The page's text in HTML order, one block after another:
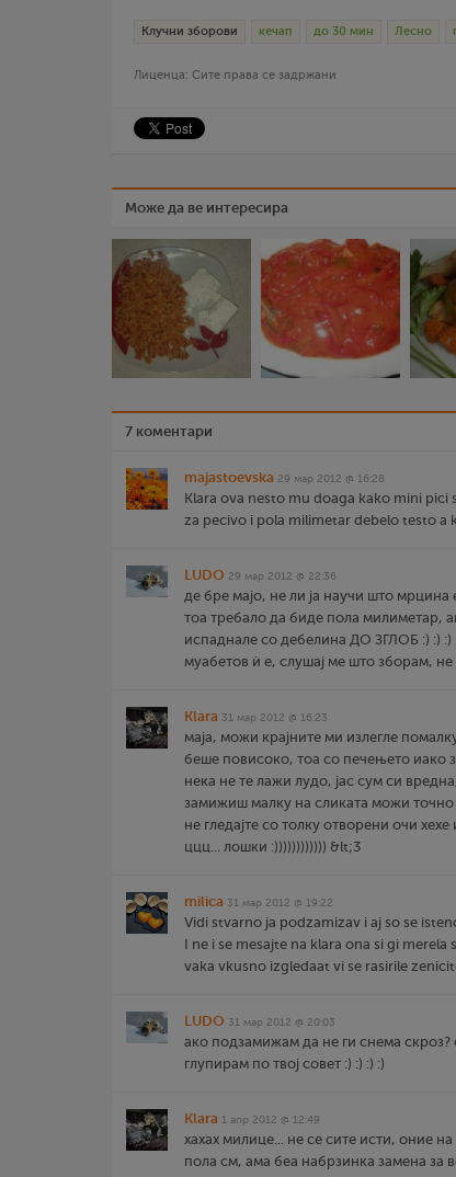
Клучни зборови кечап до 30 мин Лесно
Лиценца: Сите права се задржани
Може да ве интересира
7 коментари
majastoevska 29 мар 2012 @ 16:28
Klara ova nesto mu doaga kako mini pici
za pecivo i pola milimetar debelo testo a
LUDO 29 мар 2012 @ 22:36
де бре мајо, не ли ја научи што мрцина
тоа требало да биде пола милиметар,
испаднале со дебелина ДО ЗГЛОБ :) :) :)
муабетов ѝ е, слушај ме што зборам, не
Klara 31 мар 2012 @ 16:23
маја, можи крајните ми излегле
беше повисоко, тоа со печењето иако
нека не те лажи лудо, јас сум си
замижиш малку на сликата можи точно
не гледајте со толку отворени очи
ццц... лошки :)))))))))))) &lt;3
milica 31 мар 2012 @ 19:22
Vidi stvarno ja podzamizav i aj so se
I ne i se mesajte na klara ona si gi merela
vaka vkusno izgledaat vi se rasirile
LUDO 31 мар 2012 @ 20:03
ако подзамижам да не ги снема скроз?
глупирам по твој совет :) :) :) :)
Klara 1 апр 2012 @ 12:49
хахах милице... не се сите исти, оние
пола см, ама беа набрзинка замена за